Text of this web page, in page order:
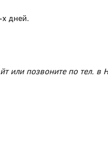
дней.
или позвоните по тел.